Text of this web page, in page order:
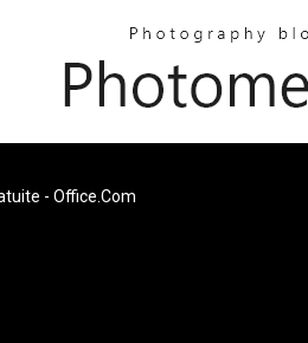
- Office.com